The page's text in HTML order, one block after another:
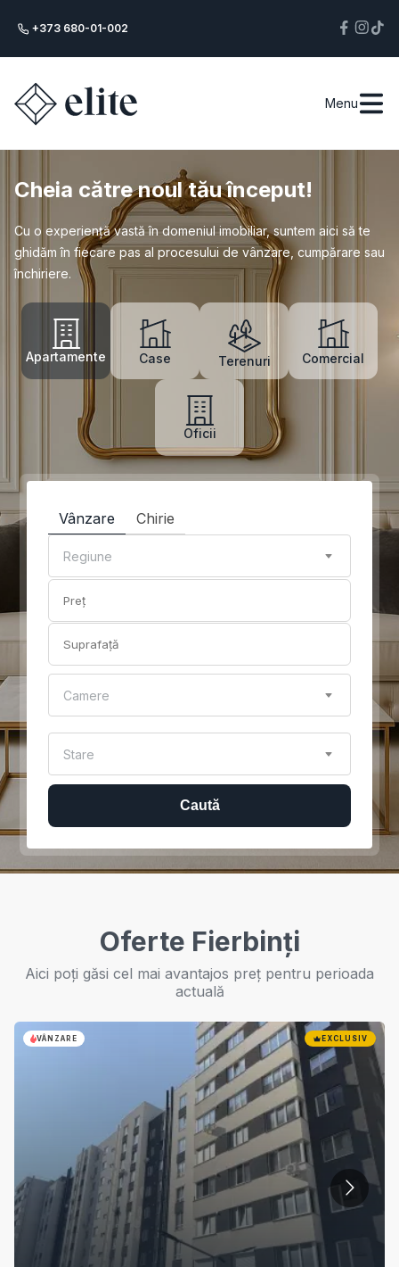
+373 680-01-002
Menu
Cheia către noul tău început!
Cu o experiență vastă în domeniul imobiliar, suntem aici să te
ghidăm în fiecare pas al procesului de vânzare, cumpărare sau
închiriere.
Apartamente Case Terenuri Comercial
Oficii
Vânzare Chirie
Regiune
Camere
Stare
Caută
Oferte Fierbinți
Aici poți găsi cel mai avantajos preț pentru perioada
actuală
VÂNZARE EXCLUSIV